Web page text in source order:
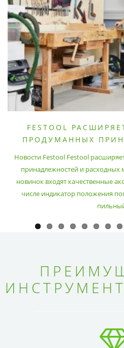
FESTOOL
ПРОДУМАННЫХ
Новости Festool Festool
принадлежностей и расходных
новинок входят качественные
числе индикатор положения